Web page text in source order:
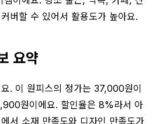
버할 수 있어서 활용도가 높아요.
요약
. 이 원피스의 정가는 37,000원이
원이에요. 할인율은 8%라서 아
서 소재 만족도와 디자인 만족도가